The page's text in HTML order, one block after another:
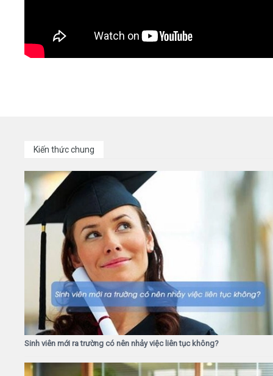
Kiến thức chung
Sinh viên mới ra trường có nên nhảy việc liên tục không?